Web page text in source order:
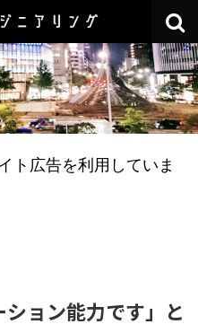
ト広告を利用していま
ション能力です」と